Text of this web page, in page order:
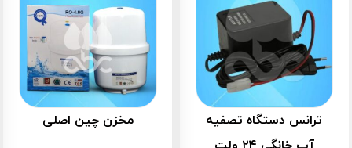
ترانس دستگاه تصفیه
مخزن چین اصلی